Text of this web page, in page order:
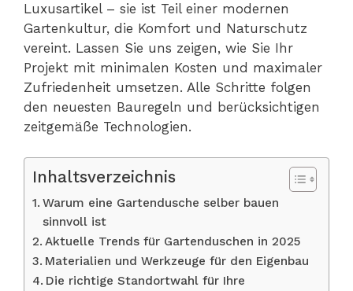
Luxusartikel – sie ist Teil einer modernen
Gartenkultur, die Komfort und Naturschutz
vereint. Lassen Sie uns zeigen, wie Sie Ihr
Projekt mit minimalen Kosten und maximaler
Zufriedenheit umsetzen. Alle Schritte folgen
den neuesten Bauregeln und berücksichtigen
zeitgemäße Technologien.
Inhaltsverzeichnis
Warum eine Gartendusche selber bauen
sinnvoll ist
Aktuelle Trends für Gartenduschen in 2025
Materialien und Werkzeuge für den Eigenbau
Die richtige Standortwahl für Ihre